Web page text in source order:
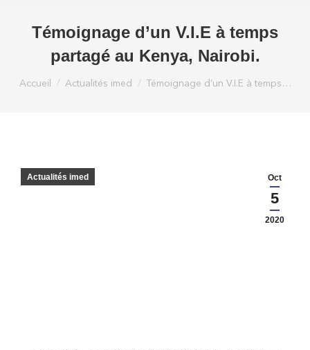
Témoignage d’un V.I.E à temps
partagé au Kenya, Nairobi.
Accueil Actualités imed Témoignage d’un V.I.E à temps…
Oct
5
2020
Actualités imed